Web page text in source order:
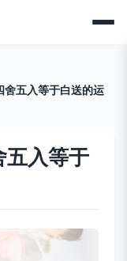
舍五入等于白送的运
五入等于